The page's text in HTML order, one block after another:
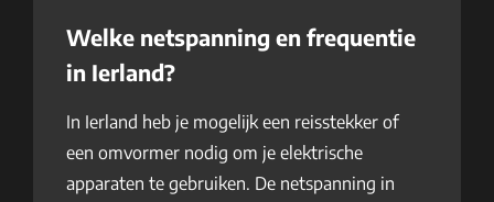
Welke netspanning en frequentie
in Ierland?
In Ierland heb je mogelijk een reisstekker of
een omvormer nodig om je elektrische
apparaten te gebruiken. De netspanning in